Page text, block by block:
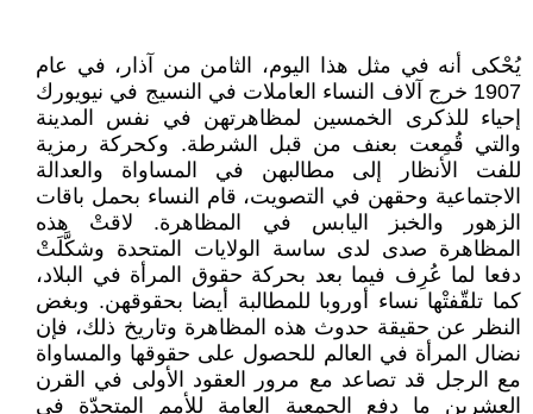
يُحْكى أنه في مثل هذا اليوم، الثامن من آذار، في عام
1907 خرج آلاف النساء العاملات في النسيج في نيويورك
إحياء للذكرى الخمسين لمظاهرتهن في نفس المدينة
والتي قُمِعت بعنف من قبل الشرطة. وكحركة رمزية
للفت الأنظار إلى مطالبهن في المساواة والعدالة
الاجتماعية وحقهن في التصويت، قام النساء بحمل باقات
الزهور والخبز اليابس في المظاهرة. لاقتْ هذه
المظاهرة صدى لدى ساسة الولايات المتحدة وشكَّلَتْ
دفعا لما عُرِف فيما بعد بحركة حقوق المرأة في البلاد،
كما تلقّفتْها نساء أوروبا للمطالبة أيضا بحقوقهن. وبغض
النظر عن حقيقة حدوث هذه المظاهرة وتاريخ ذلك، فإن
نضال المرأة في العالم للحصول على حقوقها والمساواة
مع الرجل قد تصاعد مع مرور العقود الأولى في القرن
العشرين ما دفع الجمعية العامة للأمم المتحدّة في